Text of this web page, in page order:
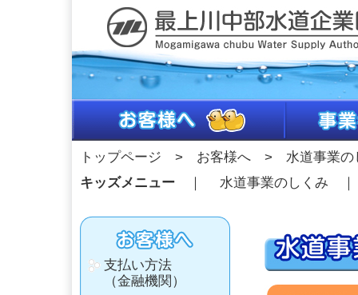
トップページ > お客様へ > 水道事業の
キッズメニュー ｜ 水道事業のしくみ
支払い方法
（金融機関）